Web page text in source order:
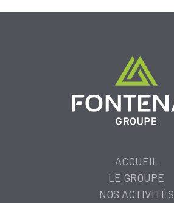
ACCUEIL
LE GROUPE
NOS ACTIVITÉS